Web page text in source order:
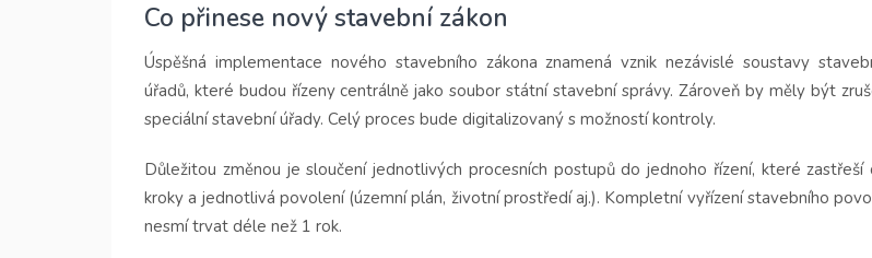
Co přinese nový stavební zákon
Úspěšná implementace nového stavebního zákona znamená vznik nezávislé soustavy
úřadů, které budou řízeny centrálně jako soubor státní stavební správy. Zároveň by měly být
speciální stavební úřady. Celý proces bude digitalizovaný s možností kontroly.
Důležitou změnou je sloučení jednotlivých procesních postupů do jednoho řízení, které zastřeší
kroky a jednotlivá povolení (územní plán, životní prostředí aj.). Kompletní vyřízení stavebního
nesmí trvat déle než 1 rok.